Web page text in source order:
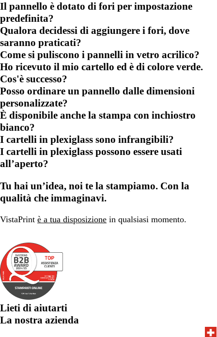
Il pannello è dotato di fori per impostazione
predefinita?
Qualora decidessi di aggiungere i fori, dove
saranno praticati?
Come si puliscono i pannelli in vetro acrilico?
Ho ricevuto il mio cartello ed è di colore verde.
Cos'è successo?
Posso ordinare un pannello dalle dimensioni
personalizzate?
È disponibile anche la stampa con inchiostro
bianco?
I cartelli in plexiglass sono infrangibili?
I cartelli in plexiglass possono essere usati
all’aperto?
Tu hai un’idea, noi te la stampiamo. Con la
qualità che immaginavi.
VistaPrint è a tua disposizione in qualsiasi momento.
Lieti di aiutarti
La nostra azienda